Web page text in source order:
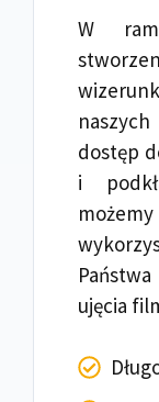
W
dostęp
i
ujęcia